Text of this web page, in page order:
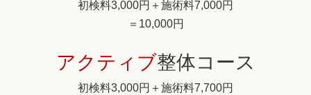
初検料3,000円＋施術料7,000円
＝10,000円
アクティブ整体コース
初検料3,000円＋施術料7,700円